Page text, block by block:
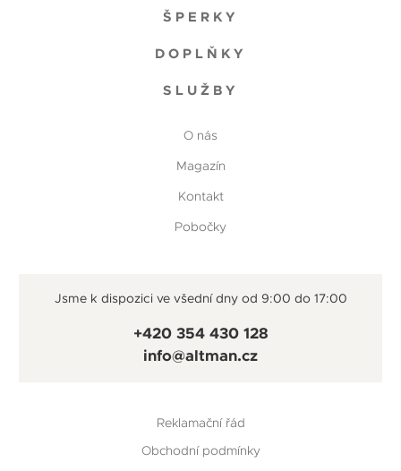
ŠPERKY
DOPLŇKY
SLUŽBY
O nás
Magazín
Kontakt
Pobočky
Jsme k dispozici ve všední dny od 9:00 do 17:00
+420 354 430 128
info@altman.cz
Reklamační řád
Obchodní podmínky